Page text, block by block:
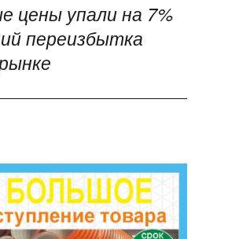
цены упали на 7%
переизбытка